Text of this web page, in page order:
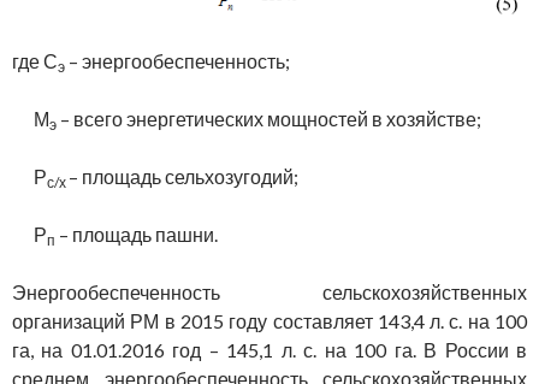
где Сэ – энергообеспеченность;
Мэ – всего энергетических мощностей в хозяйстве;
Рс/х – площадь сельхозугодий;
Рп – площадь пашни.
Энергообеспеченность сельскохозяйственных
организаций РМ в 2015 году составляет 143,4 л. с. на 100
га, на 01.01.2016 год – 145,1 л. с. на 100 га. В России в
среднем энергообеспеченность сельскохозяйственных